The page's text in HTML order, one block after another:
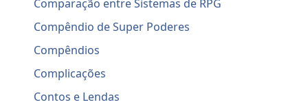
Comparação entre Sistemas de RPG
Compêndio de Super Poderes
Compêndios
Complicações
Contos e Lendas